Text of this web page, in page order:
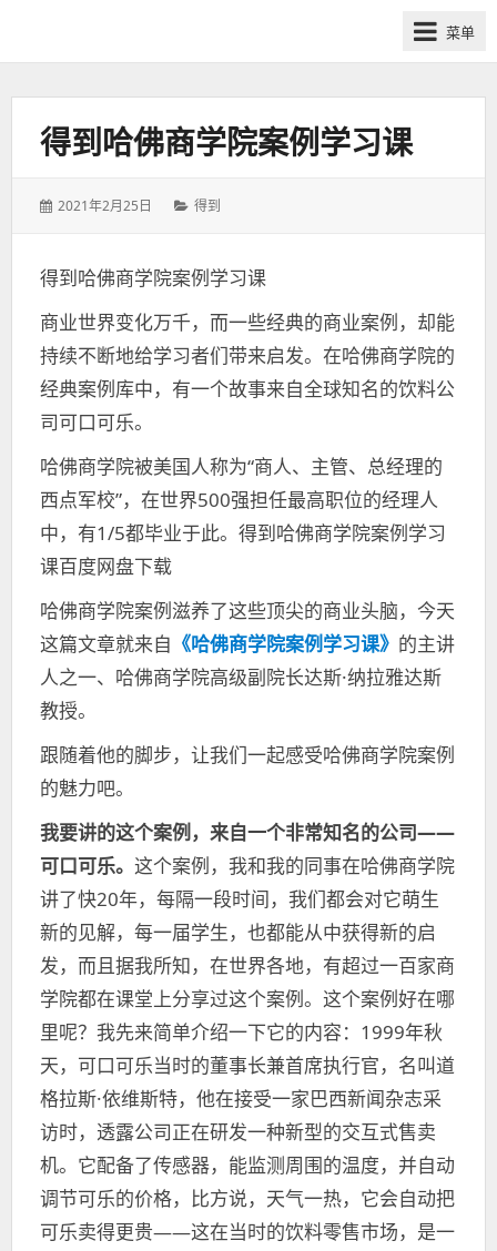
筹
菜单
得到哈佛商学院案例学习课
发
2021年2月25日
分
得到
得到哈佛商学院案例学习课
商业世界变化万千，而一些经典的商业案例，却能
持续不断地给学习者们带来启发。在哈佛商学院的
经典案例库中，有一个故事来自全球知名的饮料公
司可口可乐。
哈佛商学院被美国人称为“商人、主管、总经理的
西点军校”，在世界500强担任最高职位的经理人
中，有1/5都毕业于此。得到哈佛商学院案例学习
课百度网盘下载
哈佛商学院案例滋养了这些顶尖的商业头脑，今天
这篇文章就来自 《哈佛商学院案例学习课》 的主讲
人之一、哈佛商学院高级副院长达斯·纳拉雅达斯
教授。
跟随着他的脚步，让我们一起感受哈佛商学院案例
的魅力吧。
我要讲的这个案例，来自一个非常知名的公司——
可口可乐。 这个案例，我和我的同事在哈佛商学院
讲了快20年，每隔一段时间，我们都会对它萌生
新的见解，每一届学生，也都能从中获得新的启
发，而且据我所知，在世界各地，有超过一百家商
学院都在课堂上分享过这个案例。这个案例好在哪
里呢？我先来简单介绍一下它的内容：1999年秋
天，可口可乐当时的董事长兼首席执行官，名叫道
格拉斯·依维斯特，他在接受一家巴西新闻杂志采
访时，透露公司正在研发一种新型的交互式售卖
机。它配备了传感器，能监测周围的温度，并自动
调节可乐的价格，比方说，天气一热，它会自动把
可乐卖得更贵——这在当时的饮料零售市场，是一